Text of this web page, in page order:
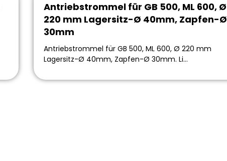
Antriebstrommel für GB 500, ML 600, Ø
220 mm Lagersitz-Ø 40mm, Zapfen-Ø
30mm
Antriebstrommel für GB 500, ML 600, Ø 220 mm
Lagersitz-Ø 40mm, Zapfen-Ø 30mm. Li…